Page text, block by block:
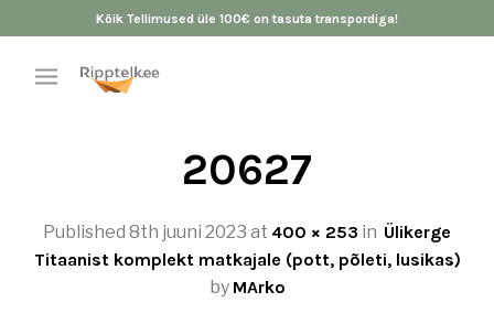
Kõik Tellimused üle 100€ on tasuta transpordiga!
20627
Published 8th juuni 2023 at 400 × 253 in Ülikerge
Titaanist komplekt matkajale (pott, põleti, lusikas)
by MArko